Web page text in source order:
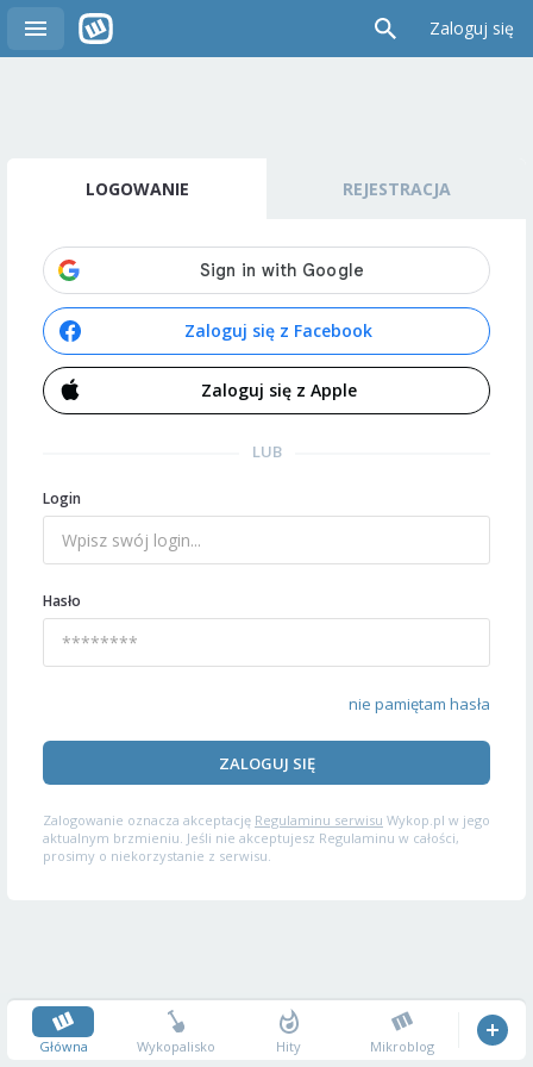
Zaloguj się
LOGOWANIE REJESTRACJA
Zaloguj się z Facebook
Zaloguj się z Apple
LUB
Login
Hasło
nie pamiętam hasła
ZALOGUJ SIĘ
Zalogowanie oznacza akceptację Regulaminu serwisu Wykop.pl w jego
aktualnym brzmieniu. Jeśli nie akceptujesz Regulaminu w całości,
prosimy o niekorzystanie z serwisu.
Główna Wykopalisko Hity Mikroblog